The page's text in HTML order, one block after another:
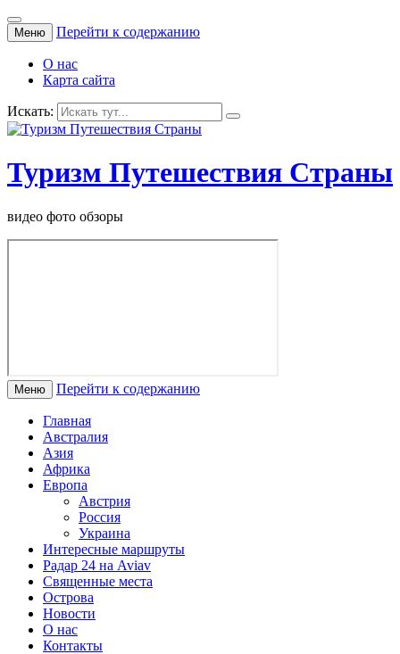
Меню Перейти к содержанию
О нас
Карта сайта
Искать:
Туризм Путешествия Страны
видео фото обзоры
Меню Перейти к содержанию
Главная
Австралия
Азия
Африка
Европа
Австрия
Россия
Украина
Интересные маршруты
Радар 24 на Aviav
Священные места
Острова
Новости
О нас
Контакты